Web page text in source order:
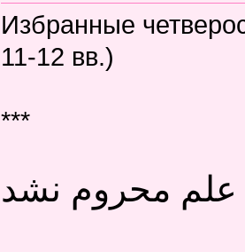
Избранные
11-12 вв.)
***
محروم نشد